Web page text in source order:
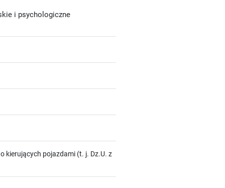
i psychologiczne
kierujących pojazdami (t. j. Dz.U. z